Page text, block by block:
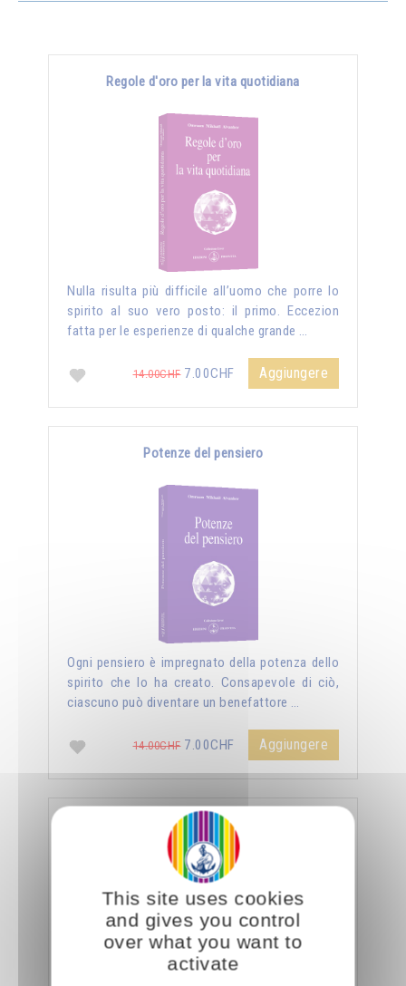
Regole d'oro per la vita quotidiana
Nulla risulta più difficile all’uomo che porre lo
spirito al suo vero posto: il primo. Eccezion
fatta per le esperienze di qualche grande …
14.00CHF7.00CHF Aggiungere
Potenze del pensiero
Ogni pensiero è impregnato della potenza dello
spirito che lo ha creato. Consapevole di ciò,
ciascuno può diventare un benefattore …
14.00CHF7.00CHF Aggiungere
La sessualità forza del cielo
This site uses cookies
and gives you control
over what you want to
activate